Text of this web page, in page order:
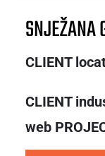
SNJEŽANA
CLIENT
CLIENT
web